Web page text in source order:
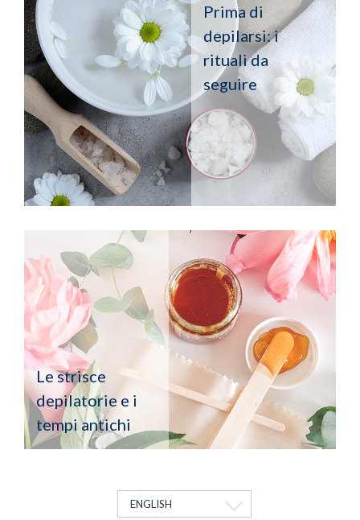
Prima di
depilarsi: i
rituali da
seguire
Le strisce
depilatorie e i
tempi antichi
ENGLISH